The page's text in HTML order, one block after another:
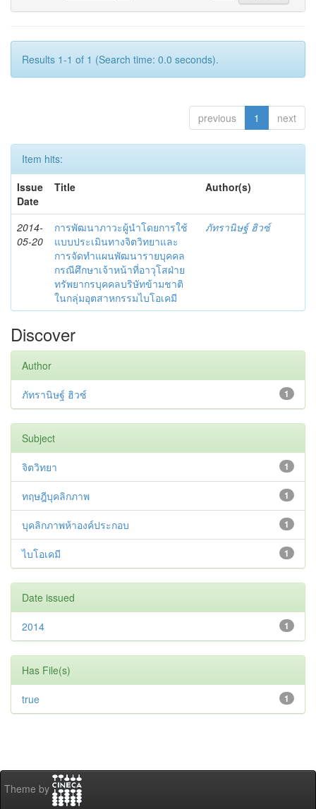
Results 1-1 of 1 (Search time: 0.0 seconds).
previous 1 next
Item hits:
Issue
Date
Title Author(s)
2014-
05-20
การพัฒนาภาวะผู้นำโดยการใช้
แบบประเมินทางจิตวิทยาและ
การจัดทำแผนพัฒนารายบุคคล
กรณีศึกษาเจ้าหน้าที่อาวุโสฝ่าย
ทรัพยากรบุคคลบริษัทข้ามชาติ
ในกลุ่มอุตสาหกรรมไบโอเคมี
ภัทรานิษฐ์ ฮิวซ์
Discover
Author
1
ภัทรานิษฐ์ ฮิวซ์
Subject
1
จิตวิทยา
1
ทฤษฎีบุคลิกภาพ
1
บุคลิกภาพห้าองค์ประกอบ
1
ไบโอเคมี
Date issued
1
2014
Has File(s)
1
true
Theme by